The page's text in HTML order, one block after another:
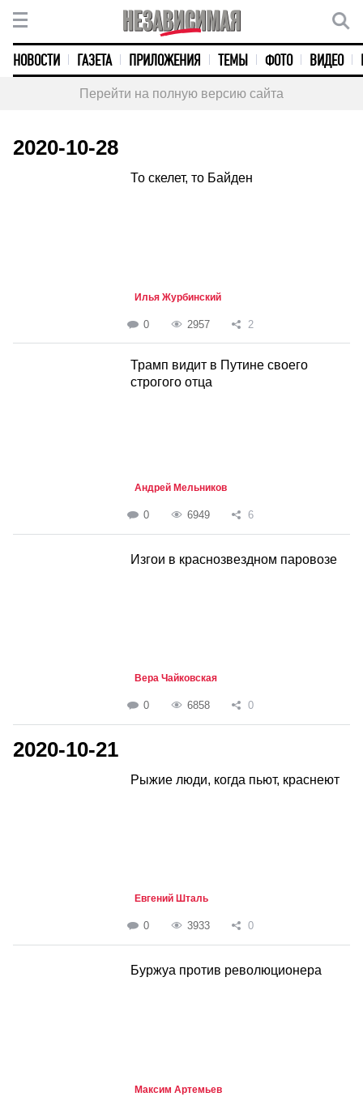
НОВОСТИ ГАЗЕТА ПРИЛОЖЕНИЯ ТЕМЫ ФОТО ВИДЕО
Перейти на полную версию сайта
2020-10-28
То скелет, то Байден
Илья Журбинский
0 2957 2
Трамп видит в Путине своего
строгого отца
Андрей Мельников
0 6949 6
Изгои в краснозвездном паровозе
Вера Чайковская
0 6858 0
2020-10-21
Рыжие люди, когда пьют, краснеют
Евгений Шталь
0 3933 0
Буржуа против революционера
Максим Артемьев